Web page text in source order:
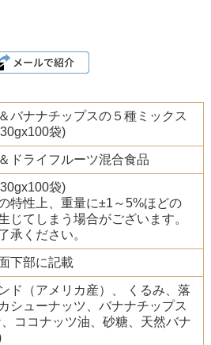
バナナチップスの５種ミックス
袋)
ドライフルーツ混合食品
袋)
特性上、重量に±1～5%ほどの
じてしまう場合がございます。
承ください。
下部に記載
ド（アメリカ産）、 くるみ、落
シューナッツ、バナナチップス
ココナッツ油、砂糖、天然バナ